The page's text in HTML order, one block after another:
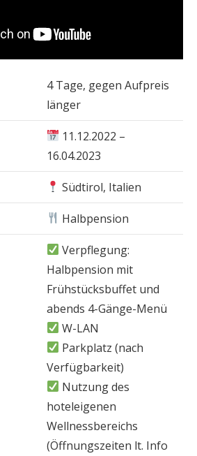
4 Tage, gegen Aufpreis
länger
11.12.2022 –
16.04.2023
Südtirol, Italien
Halbpension
Verpflegung:
Halbpension mit
Frühstücksbuffet und
abends 4-Gänge-Menü
W-LAN
Parkplatz (nach
Verfügbarkeit)
Nutzung des
hoteleigenen
Wellnessbereichs
(Öffnungszeiten lt. Info